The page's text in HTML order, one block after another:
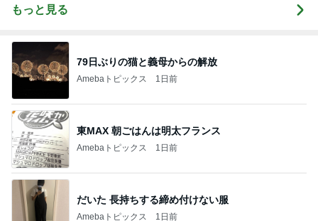
もっと見る
79日ぶりの猫と義母からの解放
Amebaトピックス 1日前
東MAX 朝ごはんは明太フランス
Amebaトピックス 1日前
だいた 長持ちする締め付けない服
Amebaトピックス 1日前